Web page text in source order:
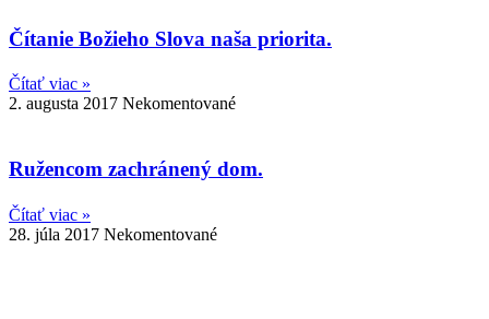
Čítanie Božieho Slova naša priorita.
Čítať viac »
2. augusta 2017 Nekomentované
Ružencom zachránený dom.
Čítať viac »
28. júla 2017 Nekomentované